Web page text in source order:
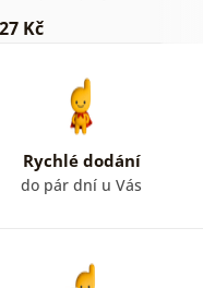
Kč
Rychlé dodání
do pár dní u Vás